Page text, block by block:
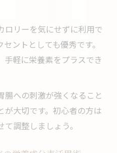
ロリーを気にせずに利用で
ントとしても優秀です。
手軽に栄養素をプラスでき
腸への刺激が強くなること
が大切です。初心者の方は
調整しましょう。